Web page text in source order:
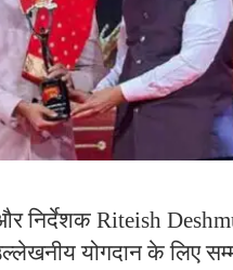
निर्देशक Riteish
योगदान के लिए